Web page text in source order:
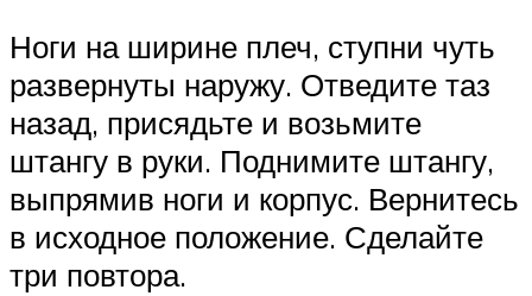
Ноги на ширине плеч, ступни чуть
развернуты наружу. Отведите таз
назад, присядьте и возьмите
штангу в руки. Поднимите штангу,
выпрямив ноги и корпус. Вернитесь
в исходное положение. Сделайте
три повтора.